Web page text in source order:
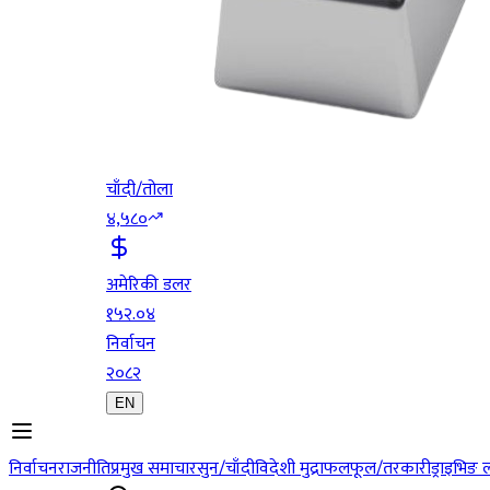
चाँदी/तोला
४,५८०
अमेरिकी डलर
१५२.०४
निर्वाचन
२०८२
EN
निर्वाचनराजनीतिप्रमुख समाचारसुन/चाँदीविदेशी मुद्राफलफूल/तरकारी